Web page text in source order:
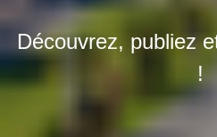
Découvrez, publiez
!